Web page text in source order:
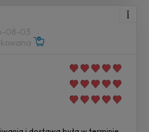
08-03